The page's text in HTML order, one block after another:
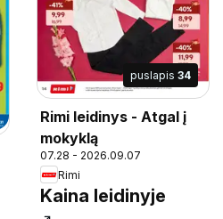
puslapis 34
Rimi leidinys - Atgal į
mokyklą
07.28 - 2026.09.07
Rimi
Kaina leidinyje